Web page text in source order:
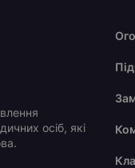
осіб, які